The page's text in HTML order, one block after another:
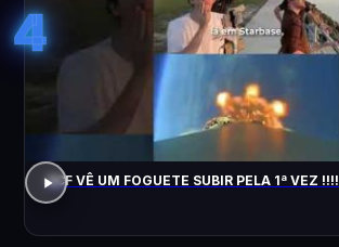
4
ACF VÊ UM FOGUETE SUBIR PELA 1ª VEZ !!!!